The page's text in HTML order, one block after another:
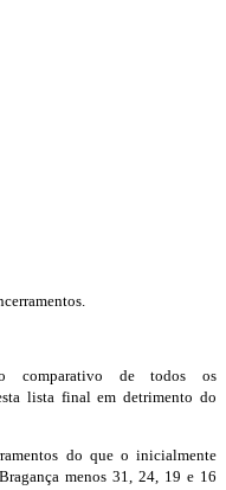
comparativo de todos os
lista final em detrimento do
do que o inicialmente
menos 31, 24, 19 e 16